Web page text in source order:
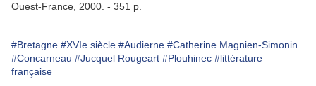
Ouest-France, 2000. - 351 p.
#Bretagne #XVIe siècle #Audierne #Catherine Magnien-Simonin
#Concarneau #Jucquel Rougeart #Plouhinec #littérature
française